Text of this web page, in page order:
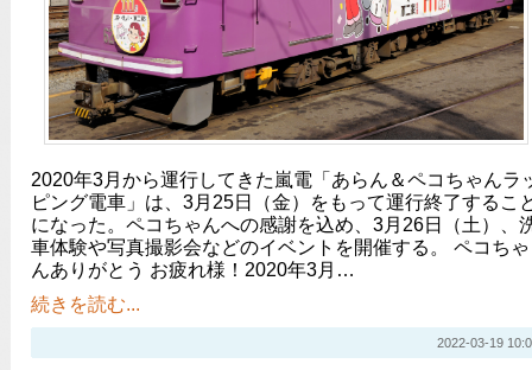
2020年3月から運行してきた嵐電「あらん＆ペコちゃんラ
ピング電車」は、3月25日（金）をもって運行終了するこ
になった。ペコちゃんへの感謝を込め、3月26日（土）、
車体験や写真撮影会などのイベントを開催する。 ペコちゃ
んありがとう お疲れ様！2020年3月…
続きを読む...
2022-03-19